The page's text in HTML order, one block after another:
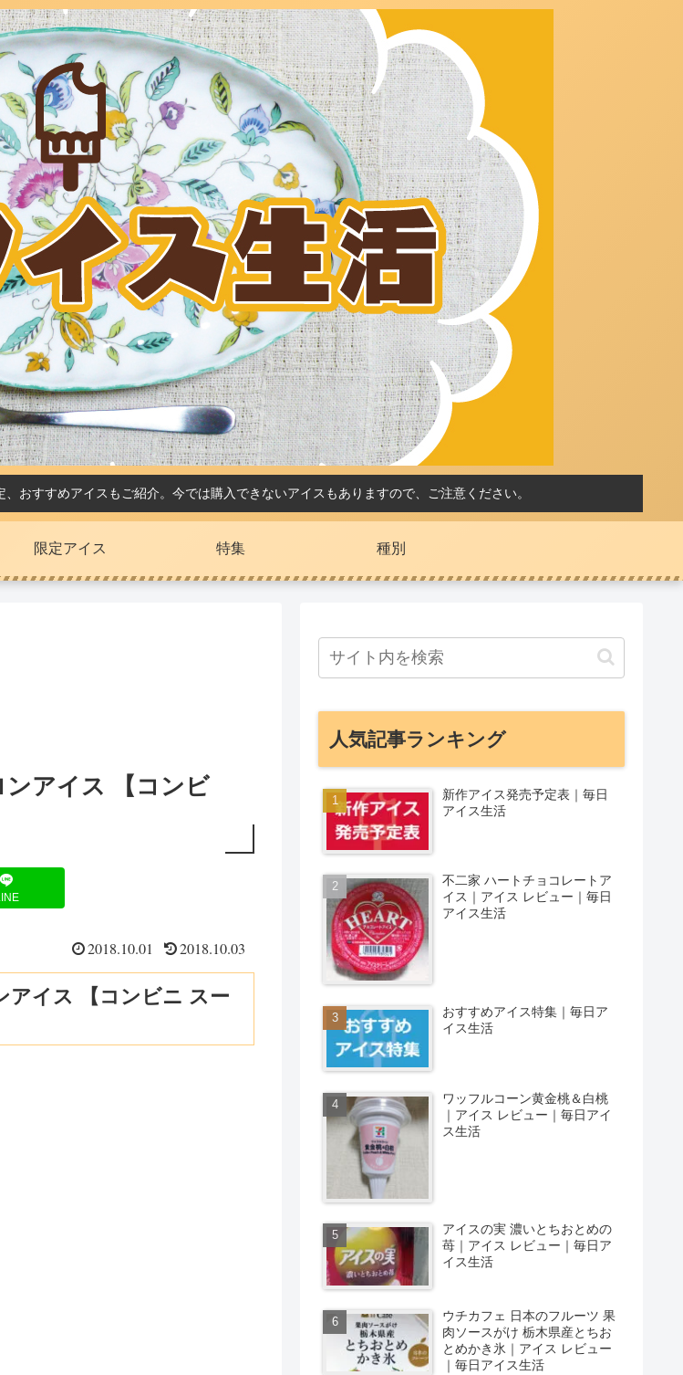
おすすめアイスもご紹介。今では購入できないアイスもありますので、ご注意ください。
限定アイス 特集 種別
ンアイス 【コンビ
2018.10.01 2018.10.03
アイス 【コンビニ スー
人気記事ランキング
新作アイス発売予定表｜毎日
アイス生活
不二家 ハートチョコレートア
イス｜アイス レビュー｜毎日
アイス生活
おすすめアイス特集｜毎日ア
イス生活
ワッフルコーン黄金桃＆白桃
｜アイス レビュー｜毎日アイ
ス生活
アイスの実 濃いとちおとめの
苺｜アイス レビュー｜毎日ア
イス生活
ウチカフェ 日本のフルーツ 果
肉ソースがけ 栃木県産とちお
とめかき氷｜アイス レビュー
｜毎日アイス生活